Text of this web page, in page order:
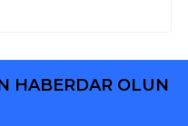
HABERDAR OLUN